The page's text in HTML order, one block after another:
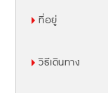
ที่อยู่
วิธีเดินทาง